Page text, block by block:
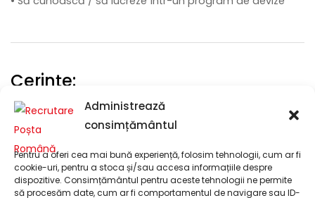
Administrează
consimțământul
Pentru a oferi cea mai bună experiență, folosim tehnologii, cum ar fi
cookie-uri, pentru a stoca și/sau accesa informațiile despre
dispozitive. Consimțământul pentru aceste tehnologii ne permite
să procesăm date, cum ar fi comportamentul de navigare sau ID-
Cerințe:
• Studii superioare de lungă durată/ universitare de
licență
• Facultatea de Construcții sau studii superioare tehnice
similare constituie avantaj.